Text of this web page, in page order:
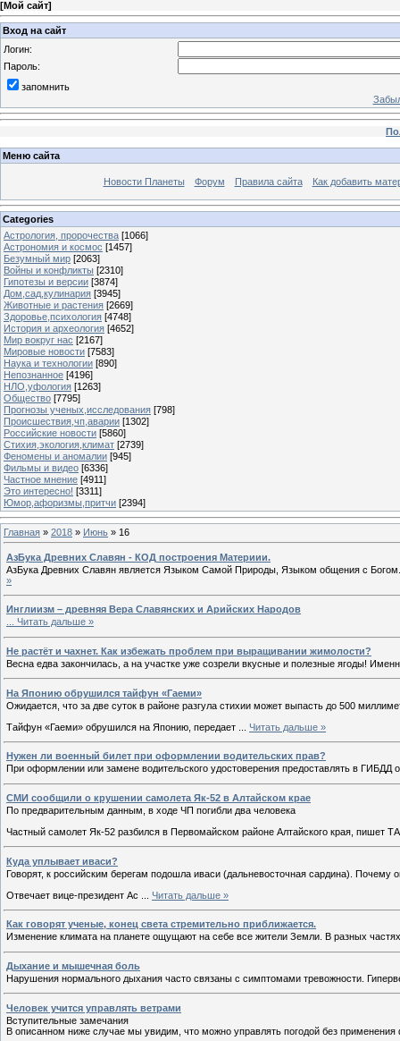
[Мой сайт]
Вход на сайт
Логин:
Пароль:
запомнить
Меню сайта
Новости Планеты Форум Правила сайта Как добавить
Categories
Астрология, пророчества [1066]
Астрономия и космос [1457]
Безумный мир [2063]
Войны и конфликты [2310]
Гипотезы и версии [3874]
Дом,сад,кулинария [3945]
Животные и растения [2669]
Здоровье,психология [4748]
История и археология [4652]
Мир вокруг нас [2167]
Мировые новости [7583]
Наука и технологии [890]
Непознанное [4196]
НЛО,уфология [1263]
Общество [7795]
Прогнозы ученых,исследования [798]
Происшествия,чп,аварии [1302]
Российские новости [5860]
Стихия,экология,климат [2739]
Феномены и аномалии [945]
Фильмы и видео [6336]
Частное мнение [4911]
Это интересно! [3311]
Юмор,афоризмы,притчи [2394]
Главная » 2018 » Июнь » 16
АзБука Древних Славян - КОД построения Материии.
АзБука Древних Славян является Языком Самой Природы, Языком общения с
»
Инглиизм – древняя Вера Славянских и Арийских Народов
Читать дальше »
Не растёт и чахнет. Как избежать проблем при выращивании жимолости?
Весна едва закончилась, а на участке уже созрели вкусные и полезные ягоды!
На Японию обрушился тайфун «Гаеми»
Ожидается, что за две суток в районе разгула стихии может выпасть до 500
Тайфун «Гаеми» обрушился на Японию, передает
Читать дальше »
Нужен ли военный билет при оформлении водительских прав?
При оформлении или замене водительского удостоверения предоставлять в
СМИ сообщили о крушении самолета Як-52 в Алтайском крае
По предварительным данным, в ходе ЧП погибли два человека
Частный самолет Як-52 разбился в Первомайском районе Алтайского края, пишет
Куда уплывает иваси?
Говорят, к российским берегам подошла иваси (дальневосточная сардина). Почему
Отвечает вице-президент Ас
Читать дальше »
Как говорят ученые, конец света стремительно приближается.
Изменение климата на планете ощущают на себе все жители Земли. В разных
Дыхание и мышечная боль
Нарушения нормального дыхания часто связаны с симптомами тревожности.
Человек учится управлять ветрами
Вступительные замечания
В описанном ниже случае мы увидим, что можно управлять погодой без